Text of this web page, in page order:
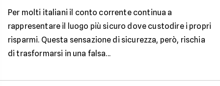
Per molti italiani il conto corrente continua a
rappresentare il luogo più sicuro dove custodire i propri
risparmi. Questa sensazione di sicurezza, però, rischia
di trasformarsi in una falsa...